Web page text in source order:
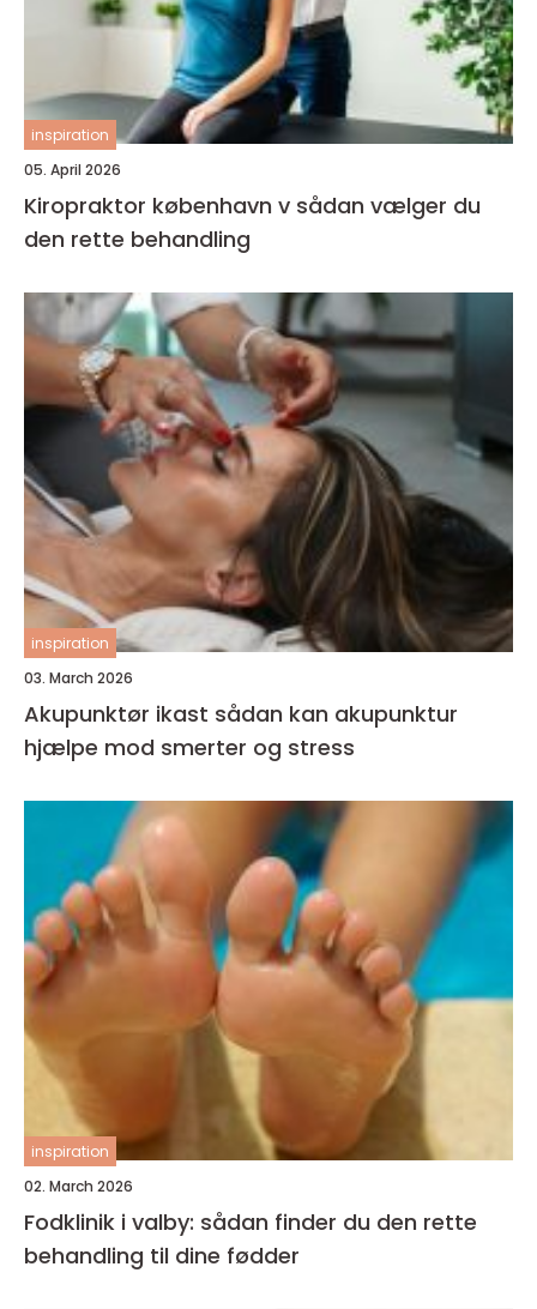
inspiration
05. April 2026
Kiropraktor københavn v sådan vælger du
den rette behandling
inspiration
03. March 2026
Akupunktør ikast sådan kan akupunktur
hjælpe mod smerter og stress
inspiration
02. March 2026
Fodklinik i valby: sådan finder du den rette
behandling til dine fødder